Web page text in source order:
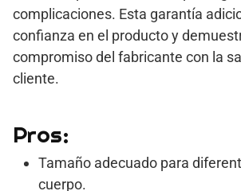
complicaciones. Esta garantía
confianza en el producto y
compromiso del fabricante con la
cliente.
Pros:
Tamaño adecuado para
cuerpo.